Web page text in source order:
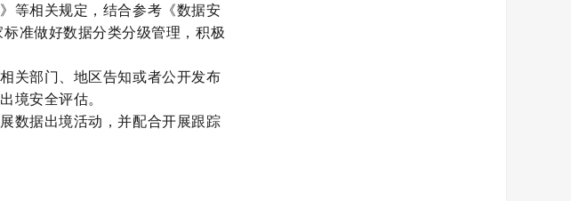
》等相关规定，结合参考《数据安
标准做好数据分类分级管理，积极
关部门、地区告知或者公开发布
境安全评估。
数据出境活动，并配合开展跟踪